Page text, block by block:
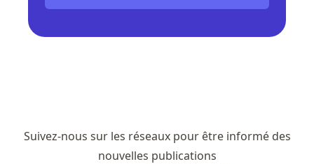
Suivez-nous sur les réseaux pour être informé des
nouvelles publications